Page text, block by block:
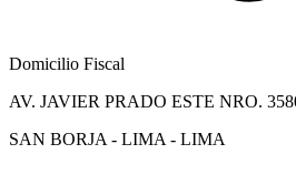
Domicilio Fiscal
AV. JAVIER PRADO ESTE NRO.
SAN BORJA - LIMA - LIMA